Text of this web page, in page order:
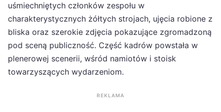
uśmiechniętych członków zespołu w
charakterystycznych żółtych strojach, ujęcia robione z
bliska oraz szerokie zdjęcia pokazujące zgromadzoną
pod sceną publiczność. Część kadrów powstała w
plenerowej scenerii, wśród namiotów i stoisk
towarzyszących wydarzeniom.
REKLAMA